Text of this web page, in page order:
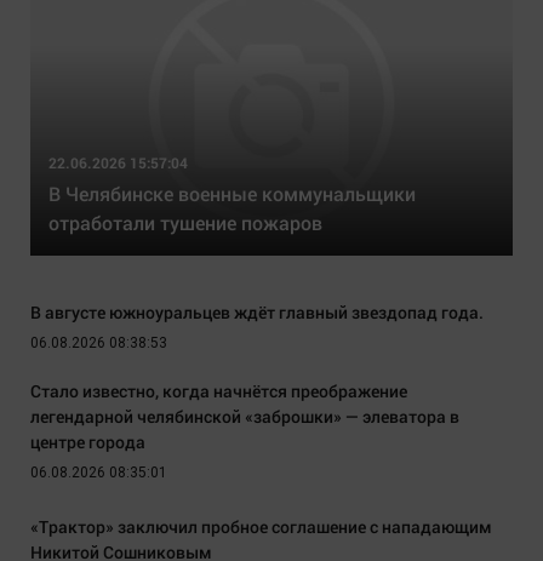
22.06.2026 15:57:04
В Челябинске военные коммунальщики
отработали тушение пожаров
В августе южноуральцев ждёт главный звездопад года.
06.08.2026 08:38:53
Стало известно, когда начнётся преображение
легендарной челябинской «заброшки» — элеватора в
центре города
06.08.2026 08:35:01
«Трактор» заключил пробное соглашение с нападающим
Никитой Сошниковым